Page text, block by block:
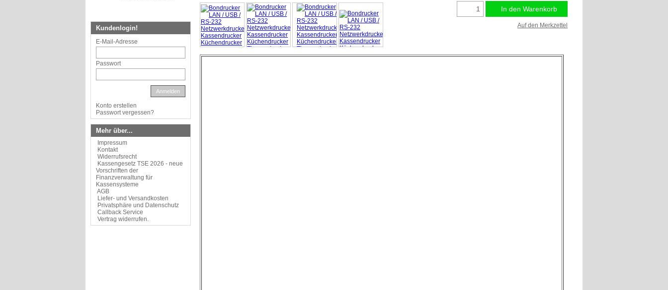
In den Warenkorb
Auf den Merkzettel
Kundenlogin!
E-Mail-Adresse
Passwort
Anmelden
Konto erstellen
Passwort vergessen?
Mehr über...
Impressum
Kontakt
Widerrufsrecht
Kassengesetz TSE 2026 - neue
Vorschriften der
Finanzverwaltung für
Kassensysteme
AGB
Liefer- und Versandkosten
Privatsphäre und Datenschutz
Callback Service
Vertrag widerrufen.